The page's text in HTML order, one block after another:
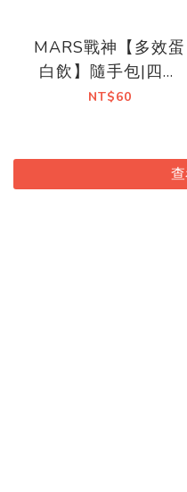
MARS戰神【多效蛋
白飲】隨手包|四種
風味
NT$60